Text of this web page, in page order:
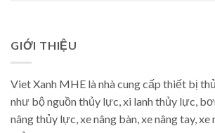
GIỚI THIỆU
Viet Xanh MHE là nhà cung cấp thiết bị
như bộ nguồn thủy lực, xi lanh thủy lực,
nâng thủy lực, xe nâng bàn, xe nâng tay, xe